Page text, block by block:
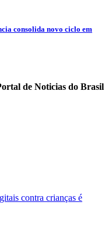
consolida novo ciclo em
de Noticias do Brasil